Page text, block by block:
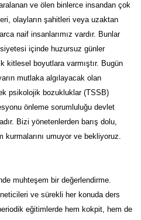
ve ölen binlerce insandan çok
olayların şahitleri veya uzaktan
naif insanlarımız vardır. Bunlar
içinde huzursuz günler
kitlesel boyutlara varmıştır. Bugün
mutlaka algılayacak olan
psikolojik bozukluklar (TSSB)
önleme sorumluluğu devlet
Bizi yönetenlerden barış dolu,
umuyor ve bekliyoruz.
muhteşem bir değerlendirme.
ve sürekli her konuda ders
eğitimlerde hem kokpit, hem de